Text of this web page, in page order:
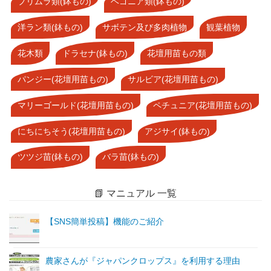
洋ラン類(鉢もの) サボテン及び多肉植物 観葉植物
花木類 ドラセナ(鉢もの) 花壇用苗もの類
パンジー(花壇用苗もの) サルビア(花壇用苗もの)
マリーゴールド(花壇用苗もの) ペチュニア(花壇用苗もの)
にちにちそう(花壇用苗もの) アジサイ(鉢もの)
ツツジ苗(鉢もの) バラ苗(鉢もの)
📗 マニュアル 一覧
【SNS簡単投稿】機能のご紹介
農家さんが『ジャパンクロップス』を利用する理由